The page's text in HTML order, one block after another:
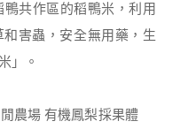
共作區的稻鴨米，利用
害蟲，安全無用藥，生
」。